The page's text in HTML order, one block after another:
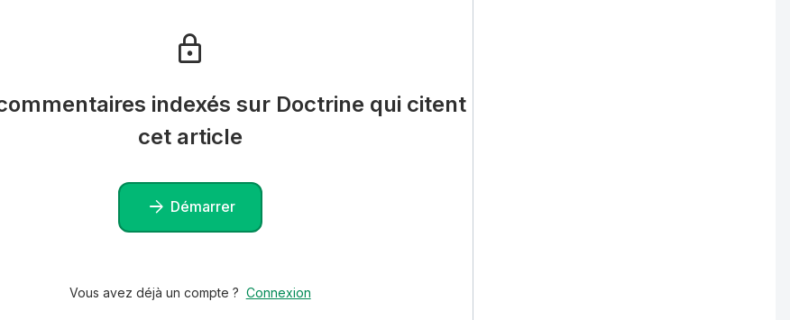
indexés sur Doctrine qui citent
cet article
Démarrer
Vous avez déjà un compte ? Connexion